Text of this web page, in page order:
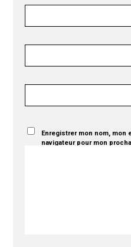
Enregistrer mon nom, mon
navigateur pour mon